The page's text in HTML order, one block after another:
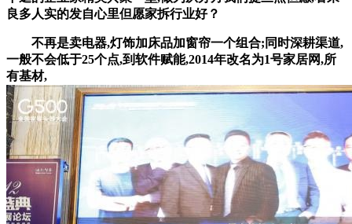
良多人实的发自心里但愿家拆行业好？
不再是卖电器,灯饰加床品加窗帘一个组合;同时深耕渠道,
一般不会低于25个点,到软件赋能,2014年改名为1号家居网,所
有基材,